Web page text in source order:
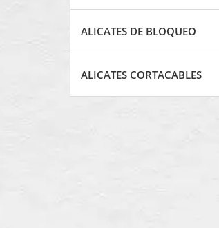
ALICATES DE BLOQUEO
ALICATES CORTACABLES